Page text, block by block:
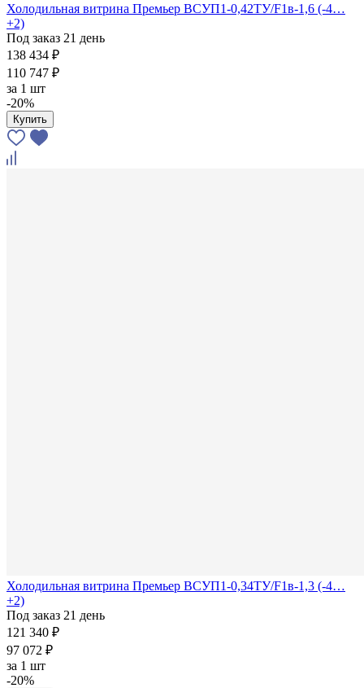
Холодильная витрина Премьер ВСУП1-0,42ТУ/F1в-1,6 (-4…
+2)
Под заказ 21 день
138 434 ₽
110 747 ₽
за 1 шт
-20%
Купить
Холодильная витрина Премьер ВСУП1-0,34ТУ/F1в-1,3 (-4…
+2)
Под заказ 21 день
121 340 ₽
97 072 ₽
за 1 шт
-20%